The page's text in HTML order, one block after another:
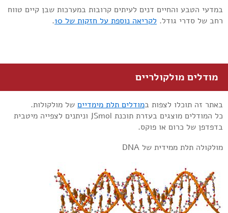
במדעי הטבע והחיים דנים לעיתים קרובות במערכות שבן קיים טווח
רחב של סדרי גודל. לקריאה נוספת על חזקות של 10 .
מודלים מולקולריים
באתר זה תוכלו לצפות במודלים תלת מימדיים של מולקולות.
כל המודלים מוצגים בעזרת תוכנת JSmol וניתנים לצפייה מיטבית
בדפדפן של כרום או פוקס.
מולקולה תלת ממידית של DNA